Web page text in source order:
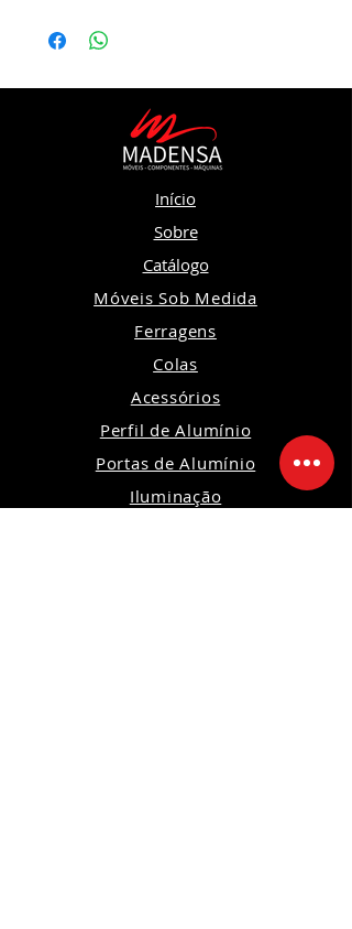
Início
Sobre
Catálogo
Móveis Sob Medida
Ferragens
Colas
Acessórios
Perfil de Alumínio
Portas de Alumínio
Iluminação